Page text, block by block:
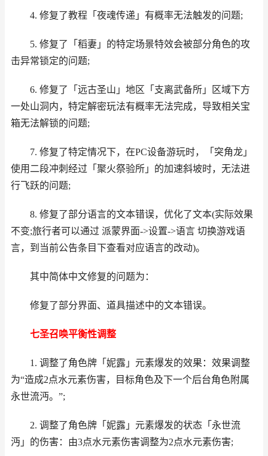
4. 修复了教程「夜魂传递」有概率无法触发的问题;
5. 修复了「稻妻」的特定场景特效会被部分角色的攻
击异常锁定的问题;
6. 修复了「远古圣山」地区「支离武备所」区域下方
一处山洞内，特定解密玩法有概率无法完成，导致相关宝
箱无法解锁的问题;
7. 修复了特定情况下，在PC设备游玩时，「突角龙」
使用二段冲刺经过「聚火祭验所」的加速斜坡时，无法进
行飞跃的问题;
8. 修复了部分语言的文本错误，优化了文本(实际效果
不变;旅行者可以通过 派蒙界面->设置->语言 切换游戏语
言，到当前公告条目下查看对应语言的改动)。
其中简体中文修复的问题为：
修复了部分界面、道具描述中的文本错误。
七圣召唤平衡性调整
1. 调整了角色牌「妮露」元素爆发的效果：效果调整
为“造成2点水元素伤害，目标角色及下一个后台角色附属
永世流沔。”;
2. 调整了角色牌「妮露」元素爆发的状态「永世流
沔」的伤害：由3点水元素伤害调整为2点水元素伤害;